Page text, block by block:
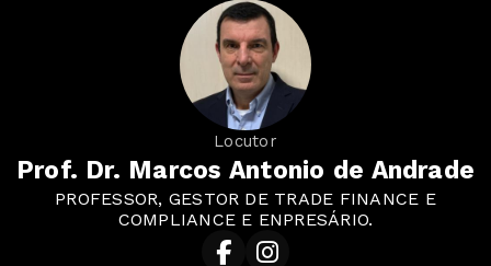
Locutor
Prof. Dr. Marcos Antonio de Andrade
PROFESSOR, GESTOR DE TRADE FINANCE E
COMPLIANCE E ENPRESÁRIO.